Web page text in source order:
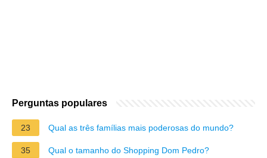
Perguntas populares
23 Qual as três famílias mais poderosas do mundo?
35 Qual o tamanho do Shopping Dom Pedro?